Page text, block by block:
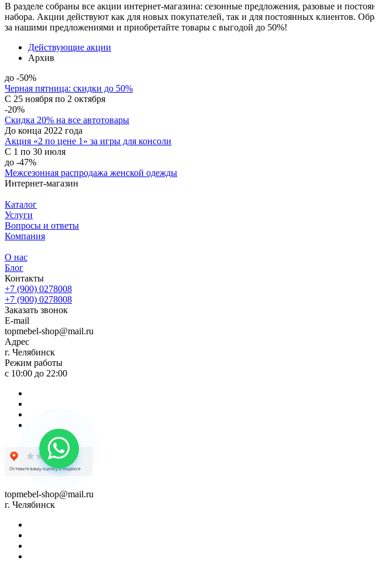
В разделе собраны все акции интернет-магазина: сезонные предложения, разовые и
набора. Акции действуют как для новых покупателей, так и для постоянных клиентов.
за нашими предложениями и приобретайте товары с выгодой до 50%!
Действующие акции
Архив
до -50%
Черная пятница: скидки до 50%
С 25 ноября по 2 октября
-20%
Скидка 20% на все автотовары
До конца 2022 года
Акция «2 по цене 1» за игры для консоли
С 1 по 30 июля
до -47%
Межсезонная распродажа женской одежды
Интернет-магазин
Каталог
Услуги
Вопросы и ответы
Компания
О нас
Блог
Контакты
+7 (900) 0278008
+7 (900) 0278008
Заказать звонок
E-mail
topmebel-shop@mail.ru
Адрес
г. Челябинск
Режим работы
с 10:00 до 22:00
topmebel-shop@mail.ru
г. Челябинск